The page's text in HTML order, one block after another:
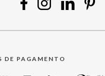
DE PAGAMENTO